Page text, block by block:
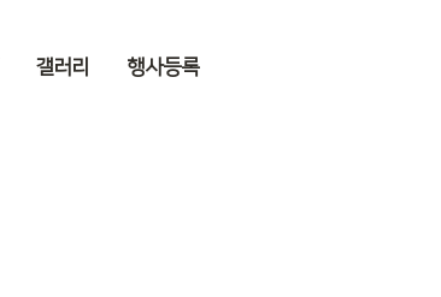
갤러리 행사등록